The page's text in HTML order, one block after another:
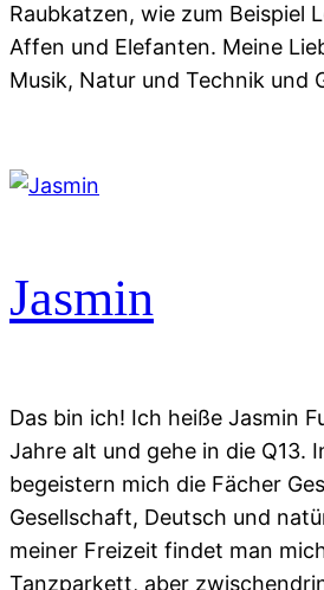
Raubkatzen, wie zum Beispiel
Affen und Elefanten. Meine
Musik, Natur und Technik und
Jasmin
Das bin ich! Ich heiße Jasmin
Jahre alt und gehe in die Q13.
begeistern mich die Fächer
Gesellschaft, Deutsch und
meiner Freizeit findet man
Tanzparkett, aber